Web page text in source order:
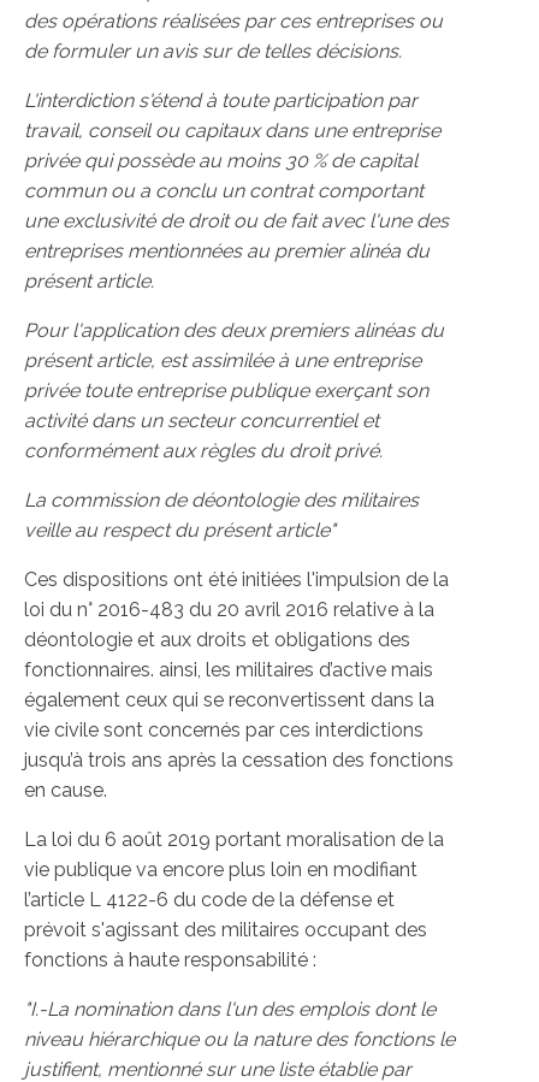
des opérations réalisées par ces entreprises ou
de formuler un avis sur de telles décisions.
L'interdiction s'étend à toute participation par
travail, conseil ou capitaux dans une entreprise
privée qui possède au moins 30 % de capital
commun ou a conclu un contrat comportant
une exclusivité de droit ou de fait avec l'une des
entreprises mentionnées au premier alinéa du
présent article.
Pour l'application des deux premiers alinéas du
présent article, est assimilée à une entreprise
privée toute entreprise publique exerçant son
activité dans un secteur concurrentiel et
conformément aux règles du droit privé.
La commission de déontologie des militaires
veille au respect du présent article"
Ces dispositions ont été initiées l'impulsion de la
loi du n° 2016-483 du 20 avril 2016 relative à la
déontologie et aux droits et obligations des
fonctionnaires. ainsi, les militaires d’active mais
également ceux qui se reconvertissent dans la
vie civile sont concernés par ces interdictions
jusqu’à trois ans après la cessation des fonctions
en cause.
La loi du 6 août 2019 portant moralisation de la
vie publique va encore plus loin en modifiant
l’article L 4122-6 du code de la défense et
prévoit s'agissant des militaires occupant des
fonctions à haute responsabilité :
"I.-La nomination dans l'un des emplois dont le
niveau hiérarchique ou la nature des fonctions le
justifient, mentionné sur une liste établie par